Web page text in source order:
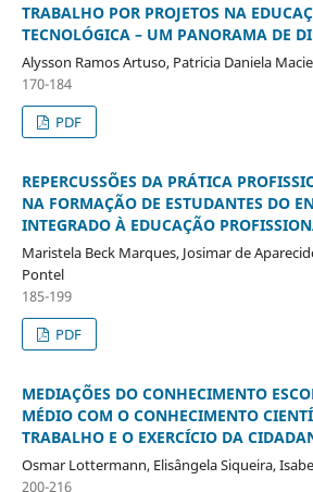
TRABALHO POR PROJETOS NA
TECNOLÓGICA – UM PANORAMA DE
Alysson Ramos Artuso, Patricia Daniela
170-184
PDF
REPERCUSSÕES DA PRÁTICA
NA FORMAÇÃO DE ESTUDANTES DO
INTEGRADO À EDUCAÇÃO
Maristela Beck Marques, Josimar de
Pontel
185-199
PDF
MEDIAÇÕES DO CONHECIMENTO
MÉDIO COM O CONHECIMENTO
TRABALHO E O EXERCÍCIO DA
Osmar Lottermann, Elisângela Siqueira,
200-216